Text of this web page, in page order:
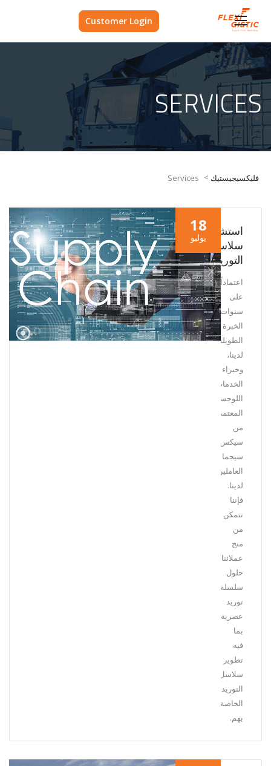
Customer Login
SERVICES
فليكسيجيستيك >
Services
18
يوليواستشارات
سلاسل
التوريد
اعتماداً
على
سنوات
الخبرة
الطويلة
لدينا،
وخبراء
الخدمات
اللوجستية
المعتمدين
من
سيكس
سيجما
العاملين
لدينا.
فإننا
نتمكن
من
منح
عملائنا
حلول
سلسلة
توريد
عصرية
بما
فيه
تطوير
سلاسل
التوريد
الخاصة
بهم.